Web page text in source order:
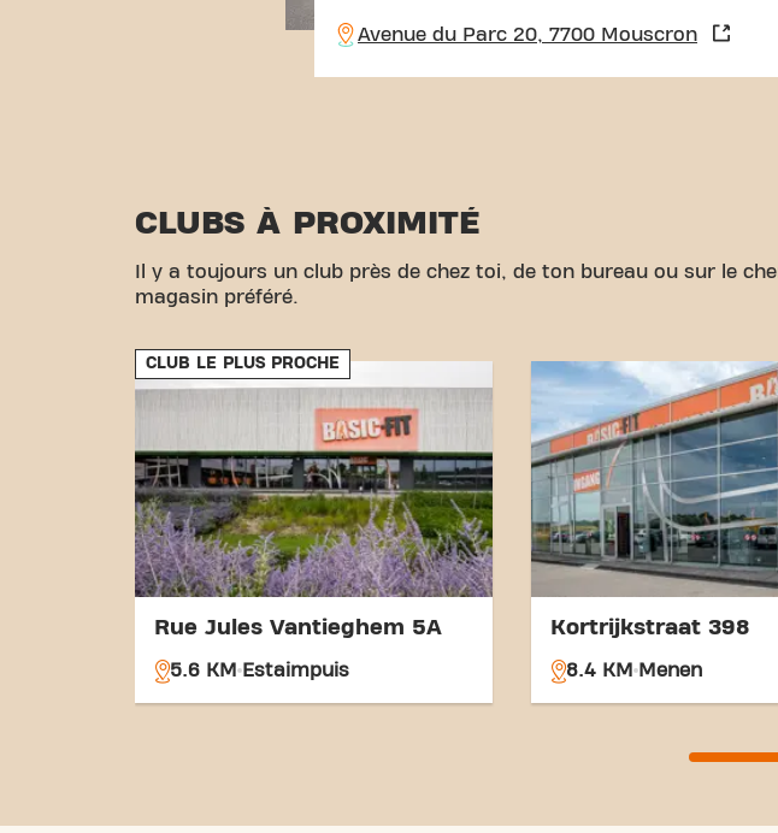
Avenue du Parc 20, 7700 Mouscron
CLUBS À PROXIMITÉ
Il y a toujours un club près de chez toi, de ton bureau ou sur le
magasin préféré.
CLUB LE PLUS PROCHE
Rue Jules Vantieghem 5A
5.6 KM Estaimpuis
Kortrijkstraat 398
8.4 KM Menen